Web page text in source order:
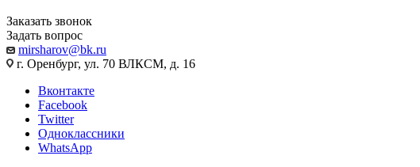
Заказать звонок
Задать вопрос
mirsharov@bk.ru
г. Оренбург, ул. 70 ВЛКСМ, д. 16
Вконтакте
Facebook
Twitter
Одноклассники
WhatsApp